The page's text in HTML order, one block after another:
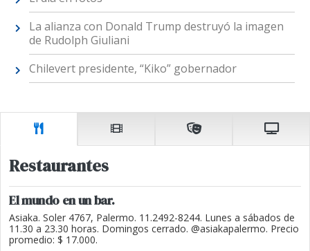
La alianza con Donald Trump destruyó la imagen
de Rudolph Giuliani
Chilevert presidente, “Kiko” gobernador
Restaurantes
El mundo en un bar.
Asiaka. Soler 4767, Palermo. 11.2492-8244. Lunes a sábados de
11.30 a 23.30 horas. Domingos cerrado. @asiakapalermo. Precio
promedio: $ 17.000.